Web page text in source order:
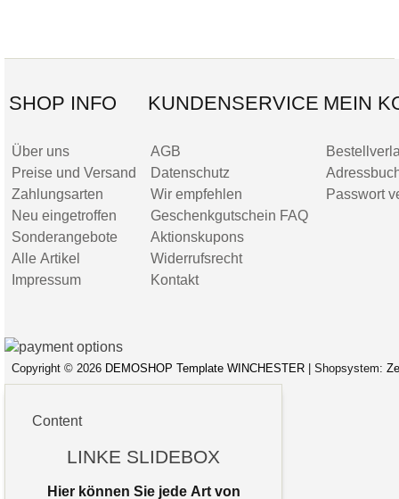
SHOP INFO
Über uns
Preise und Versand
Zahlungsarten
Neu eingetroffen
Sonderangebote
Alle Artikel
Impressum
KUNDENSERVICE
AGB
Datenschutz
Wir empfehlen
Geschenkgutschein FAQ
Aktionskupons
Widerrufsrecht
Kontakt
MEIN
Passwort
Copyright © 2026 DEMOSHOP Template WINCHESTER | Shopsystem:
Content
LINKE SLIDEBOX
Hier können Sie jede Art von